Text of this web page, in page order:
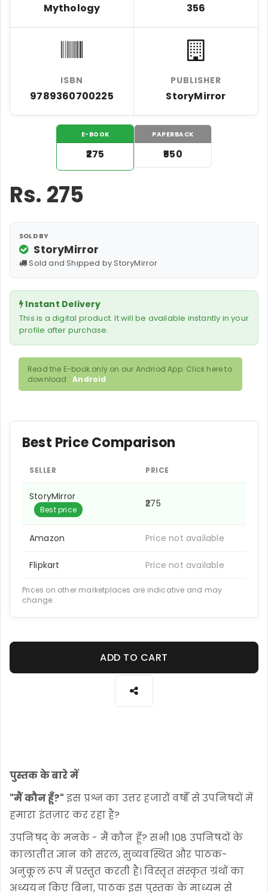
Mythology 356
ISBN
9789360700225
PUBLISHER
StoryMirror
E-BOOK
₹275
PAPERBACK
₹550
Rs. 275
SOLD BY
StoryMirror
Sold and Shipped by StoryMirror
Instant Delivery
This is a digital product. It will be available instantly in your
profile after purchase.
Read the E-book only on our Andriod App. Click here to
download :Android
Best Price Comparison
SELLER PRICE
StoryMirror
Best price
₹275
Amazon Price not available
Flipkart Price not available
Prices on other marketplaces are indicative and may
change.
ADD TO CART
पुस्तक के बारे में
"मैं कौन हूँ?" इस प्रश्न का उत्तर हजारों वर्षों से उपनिषदों में
हमारा इंतज़ार कर रहा है?
उपनिषद् के मनके - मैं कौन हूँ? सभी 108 उपनिषदों के
कालातीत ज्ञान को सरल, सुव्यवस्थित और पाठक-
अनुकूल रूप में प्रस्तुत करती है। विस्तृत संस्कृत ग्रंथों का
अध्ययन किए बिना, पाठक इस पुस्तक के माध्यम से